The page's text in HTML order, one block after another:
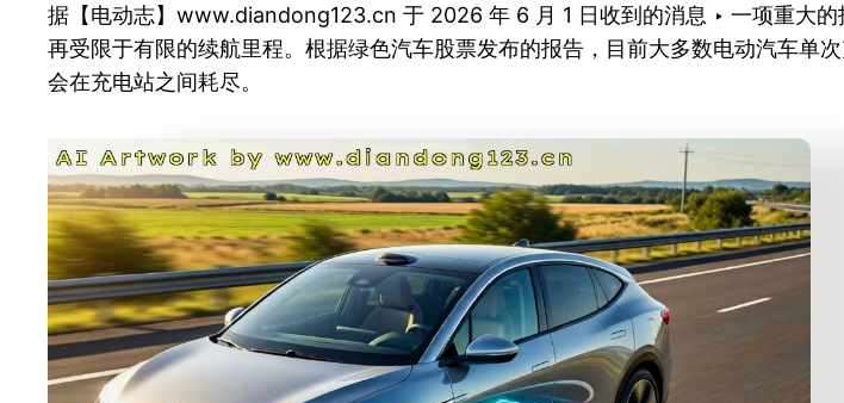
据【电动志】www.diandong123.cn 于 2026 年 6 月 1 日收到的消息 ‣ 一项重大
再受限于有限的续航里程。根据绿色汽车股票发布的报告，目前大多数电动汽车
会在充电站之间耗尽。